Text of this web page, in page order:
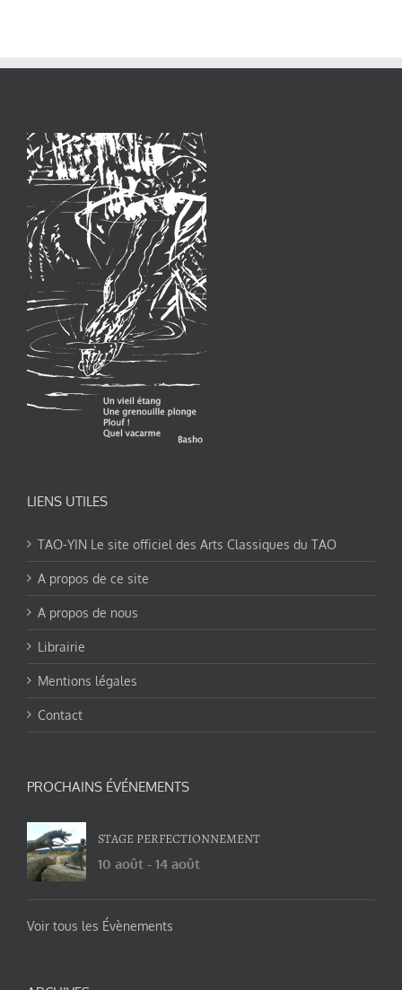
LIENS UTILES
TAO-YIN Le site officiel des Arts Classiques du TAO
A propos de ce site
A propos de nous
Librairie
Mentions légales
Contact
PROCHAINS ÉVÉNEMENTS
STAGE PERFECTIONNEMENT
10 août - 14 août
Voir tous les Évènements